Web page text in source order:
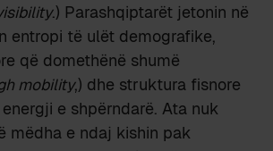
.) Parashqiptarët jetonin në
entropi të ulët demografike,
që domethënë shumë
mobility,) dhe struktura fisnore
e shpërndarë. Ata nuk
mëdha e ndaj kishin pak